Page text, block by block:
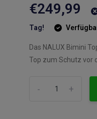
€249,99
Tag!
Das NALUX Bimini
Top zum Schutz vor
+
-